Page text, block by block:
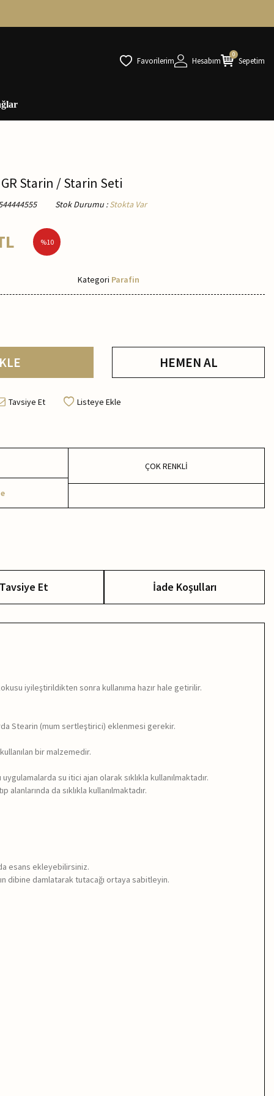
Favorilerim Hesabım
0
Sepetim
Starin / Starin Seti
Stok Durumu : Stokta Var
%10
Kategori Parafin
HEMEN AL
Tavsiye Et Listeye Ekle
ÇOK RENKLİ
Et İade Koşulları
iyileştirildikten sonra kullanıma hazır hale getirilir.
Stearin (mum sertleştirici) eklenmesi gerekir.
bir malzemedir.
su itici ajan olarak sıklıkla kullanılmaktadır.
da sıklıkla kullanılmaktadır.
esans ekleyebilirsiniz.
dibine damlatarak tutacağı ortaya sabitleyin.